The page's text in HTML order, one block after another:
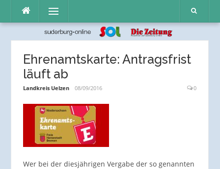
Inhalt
Menü
Ehrenamtskarte: Antragsfrist
läuft ab
Landkreis Uelzen 08/09/2016 0
Wer bei der diesjährigen Vergabe der so genannten